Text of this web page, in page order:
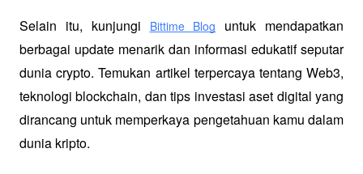
Selain itu, kunjungi
Bittime Blog
untuk mendapatkan
berbagai update menarik dan informasi edukatif seputar
dunia crypto. Temukan artikel terpercaya tentang Web3,
teknologi blockchain, dan tips investasi aset digital yang
dirancang untuk memperkaya pengetahuan kamu dalam
dunia kripto.